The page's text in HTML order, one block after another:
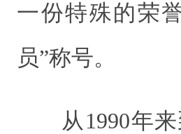
一份特殊的荣
员”称号。
从1990年